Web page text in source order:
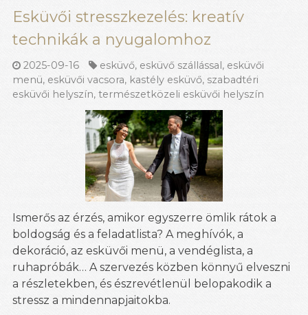
Esküvői stresszkezelés: kreatív
technikák a nyugalomhoz
2025-09-16 esküvő, esküvő szállással, esküvői
menü, esküvői vacsora, kastély esküvő, szabadtéri
esküvői helyszín, természetközeli esküvői helyszín
Ismerős az érzés, amikor egyszerre ömlik rátok a
boldogság és a feladatlista? A meghívók, a
dekoráció, az esküvői menü, a vendéglista, a
ruhapróbák… A szervezés közben könnyű elveszni
a részletekben, és észrevétlenül belopakodik a
stressz a mindennapjaitokba.